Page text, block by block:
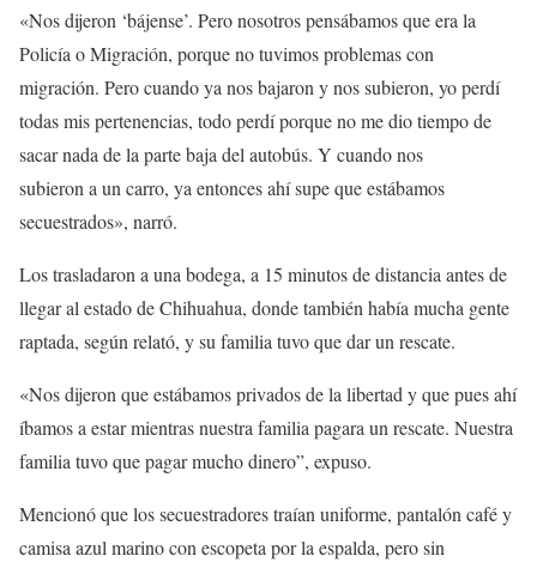
«Nos dijeron ‘bájense’. Pero nosotros pensábamos que era la
Policía o Migración, porque no tuvimos problemas con
migración. Pero cuando ya nos bajaron y nos subieron, yo perdí
todas mis pertenencias, todo perdí porque no me dio tiempo de
sacar nada de la parte baja del autobús. Y cuando nos
subieron a un carro, ya entonces ahí supe que estábamos
secuestrados», narró.
Los trasladaron a una bodega, a 15 minutos de distancia antes de
llegar al estado de Chihuahua, donde también había mucha gente
raptada, según relató, y su familia tuvo que dar un rescate.
«Nos dijeron que estábamos privados de la libertad y que pues ahí
íbamos a estar mientras nuestra familia pagara un rescate. Nuestra
familia tuvo que pagar mucho dinero”, expuso.
Mencionó que los secuestradores traían uniforme, pantalón café y
camisa azul marino con escopeta por la espalda, pero sin